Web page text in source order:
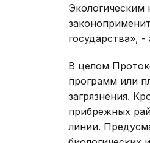
Экологическим
государства»,
В целом
программ или
загрязнения.
прибрежных
линии.